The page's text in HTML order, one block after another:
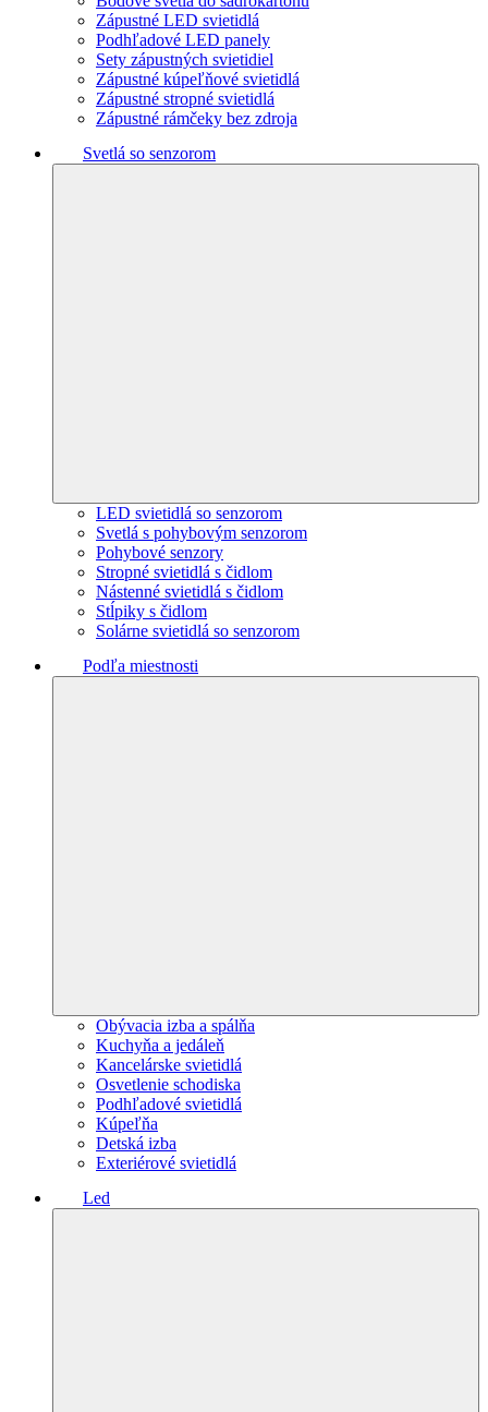
Zápustné LED svietidlá
Podhľadové LED panely
Sety zápustných svietidiel
Zápustné kúpeľňové svietidlá
Zápustné stropné svietidlá
Zápustné rámčeky bez zdroja
Svetlá so senzorom
LED svietidlá so senzorom
Svetlá s pohybovým senzorom
Pohybové senzory
Stropné svietidlá s čidlom
Nástenné svietidlá s čidlom
Stĺpiky s čidlom
Solárne svietidlá so senzorom
Podľa miestnosti
Obývacia izba a spálňa
Kuchyňa a jedáleň
Kancelárske svietidlá
Osvetlenie schodiska
Podhľadové svietidlá
Kúpeľňa
Detská izba
Exteriérové svietidlá
Led